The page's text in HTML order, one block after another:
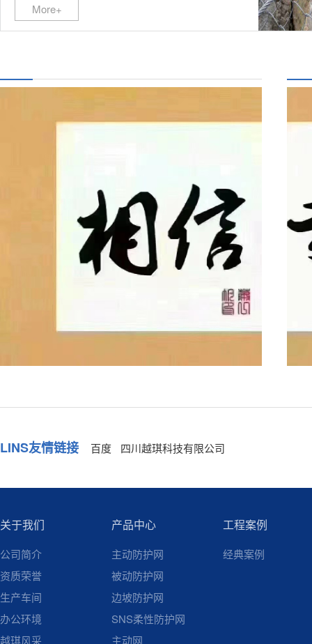
More+
LINS友情链接 百度 四川越琪科技有限公司
关于我们
公司简介
资质荣誉
生产车间
办公环境
越琪风采
产品中心
主动防护网
被动防护网
边坡防护网
SNS柔性防护网
主动网
工程案例
经典案例